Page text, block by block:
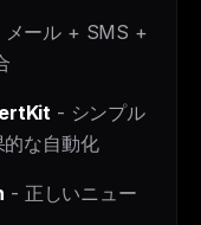
メール + SMS +
- シンプル
的な自動化
- 正しいニュー